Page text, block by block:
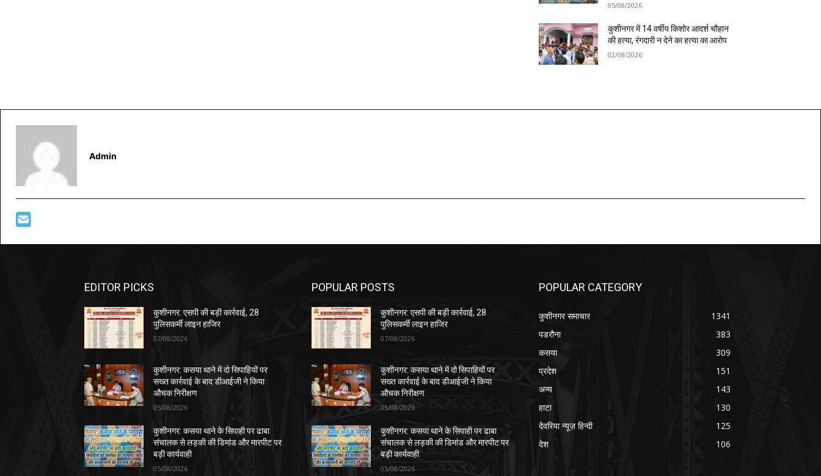
05/08/2026
कुशीनगर में 14 वर्षीय किशोर आदर्श चौहान
की हत्या, रंगदारी न देने का हत्या का आरोप
02/08/2026
Admin
EDITOR PICKS
कुशीनगर: एसपी की बड़ी कार्रवाई, 28
पुलिसकर्मी लाइन हाजिर
07/08/2026
कुशीनगर: कसया थाने में दो सिपाहियों पर
सख्त कार्रवाई के बाद डीआईजी ने किया
औचक निरीक्षण
05/08/2026
कुशीनगर: कसया थाने के सिपाही पर ढाबा
संचालक से लड़की की डिमांड और मारपीट पर
बड़ी कार्यवाही
05/08/2026
POPULAR POSTS
कुशीनगर: एसपी की बड़ी कार्रवाई, 28
पुलिसकर्मी लाइन हाजिर
07/08/2026
कुशीनगर: कसया थाने में दो सिपाहियों पर
सख्त कार्रवाई के बाद डीआईजी ने किया
औचक निरीक्षण
05/08/2026
कुशीनगर: कसया थाने के सिपाही पर ढाबा
संचालक से लड़की की डिमांड और मारपीट पर
बड़ी कार्यवाही
05/08/2026
POPULAR CATEGORY
कुशीनगर समाचार
1341
पडरौना
383
कसया
309
प्रदेश
151
अन्य
143
हाटा
130
देवरिया न्यूज़ हिन्दी
125
देश
106